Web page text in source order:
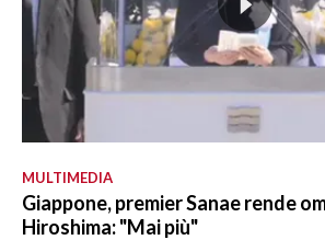
MULTIMEDIA
Giappone, premier Sanae rende
Hiroshima: "Mai più"